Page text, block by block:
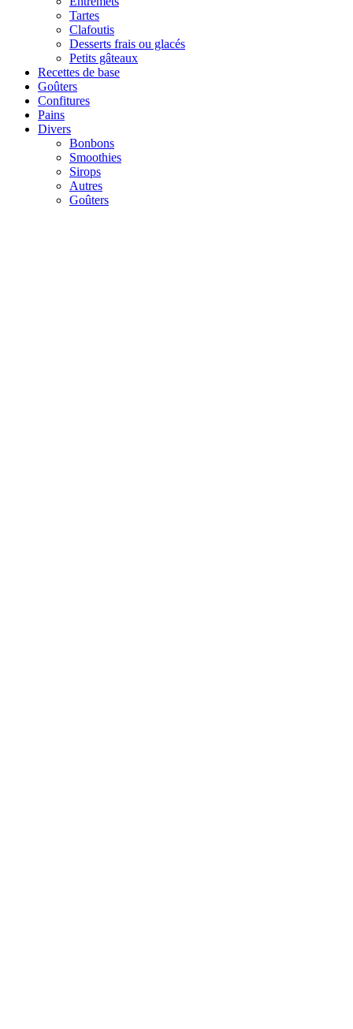
Tartes
Clafoutis
Desserts frais ou glacés
Petits gâteaux
Recettes de base
Goûters
Confitures
Pains
Divers
Bonbons
Smoothies
Sirops
Autres
Goûters